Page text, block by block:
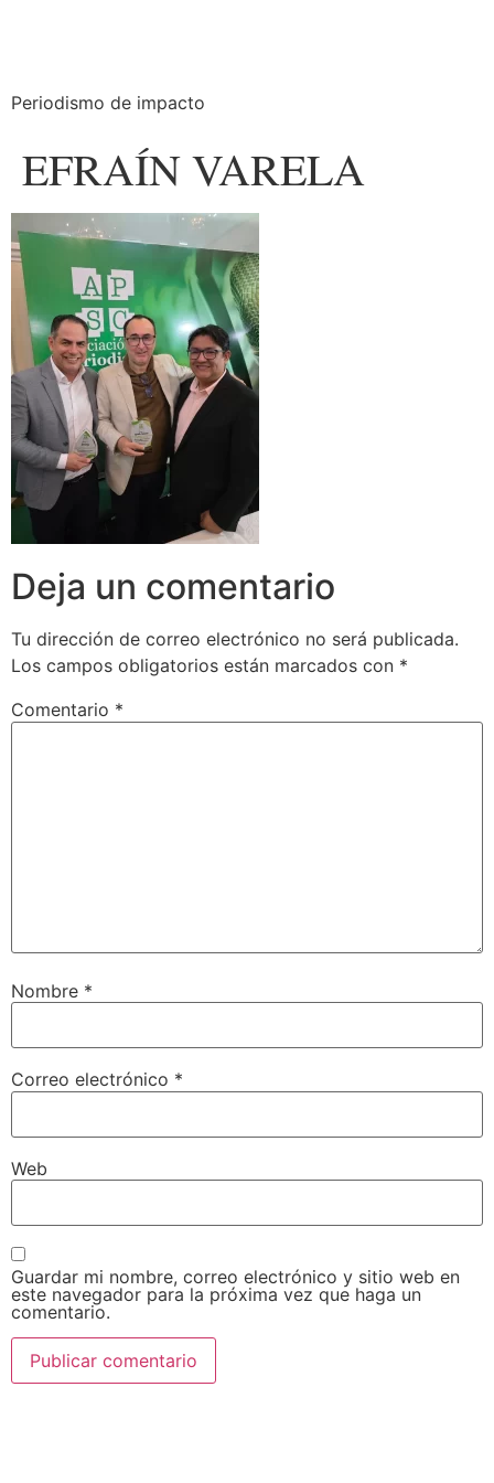
Periodismo de impacto
EFRAÍN VARELA
Deja un comentario
Tu dirección de correo electrónico no será publicada.
Los campos obligatorios están marcados con *
Comentario *
Nombre *
Correo electrónico *
Web
Guardar mi nombre, correo electrónico y sitio web en
este navegador para la próxima vez que haga un
comentario.